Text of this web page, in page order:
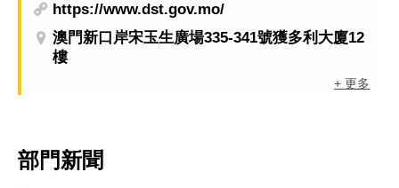
https://www.dst.gov.mo/
澳門新口岸宋玉生廣場335-341號獲多利大廈12
樓
+ 更多
部門新聞